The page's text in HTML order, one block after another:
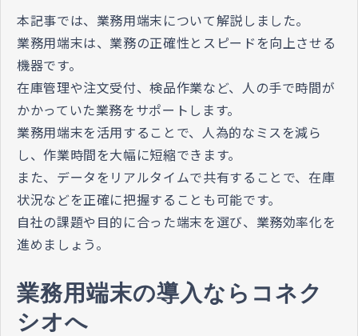
本記事では、業務用端末について解説しました。
業務用端末は、業務の正確性とスピードを向上させる
機器です。
在庫管理や注文受付、検品作業など、人の手で時間が
かかっていた業務をサポートします。
業務用端末を活用することで、人為的なミスを減ら
し、作業時間を大幅に短縮できます。
また、データをリアルタイムで共有することで、在庫
状況などを正確に把握することも可能です。
自社の課題や目的に合った端末を選び、業務効率化を
進めましょう。
業務用端末の導入ならコネク
シオへ